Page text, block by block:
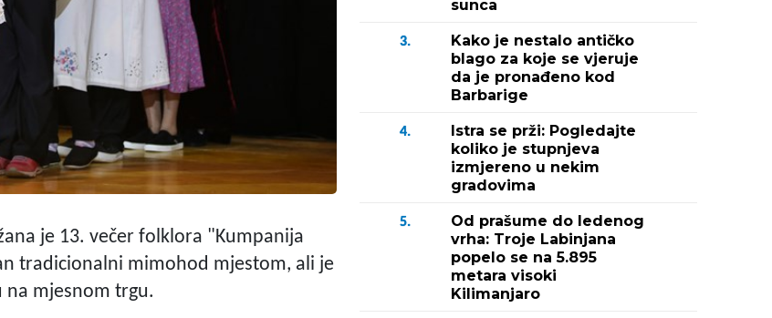
je 13. večer folklora "Kumpanija
tradicionalni mimohod mjestom, ali je
na mjesnom trgu.
sunca
3.
Kako je nestalo antičko
blago za koje se vjeruje
da je pronađeno kod
Barbarige
4.
Istra se prži: Pogledajte
koliko je stupnjeva
izmjereno u nekim
gradovima
5.
Od prašume do ledenog
vrha: Troje Labinjana
popelo se na 5.895
metara visoki
Kilimanjaro